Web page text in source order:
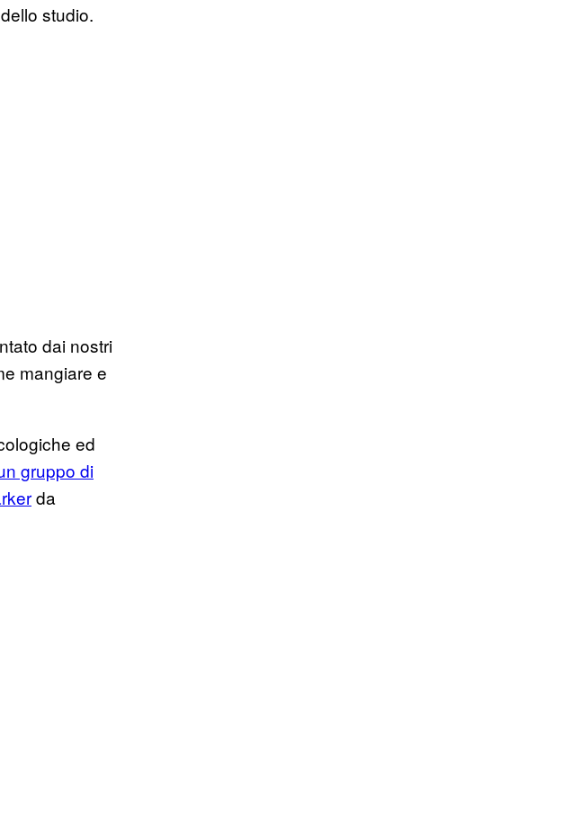
studio.
dai nostri
mangiare e
ed
gruppo di
da